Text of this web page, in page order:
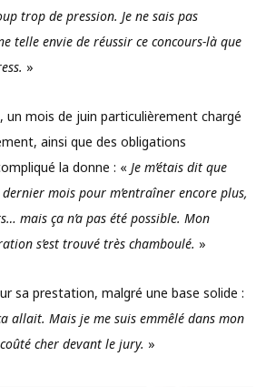
trop de pression. Je ne sais pas
telle envie de réussir ce concours-là que
»
un mois de juin particulièrement chargé
ainsi que des obligations
la donne : « Je m’étais dit que
mois pour m’entraîner encore plus,
mais ça n’a pas été possible. Mon
s’est trouvé très chamboulé. »
sa prestation, malgré une base solide :
allait. Mais je me suis emmêlé dans mon
cher devant le jury. »